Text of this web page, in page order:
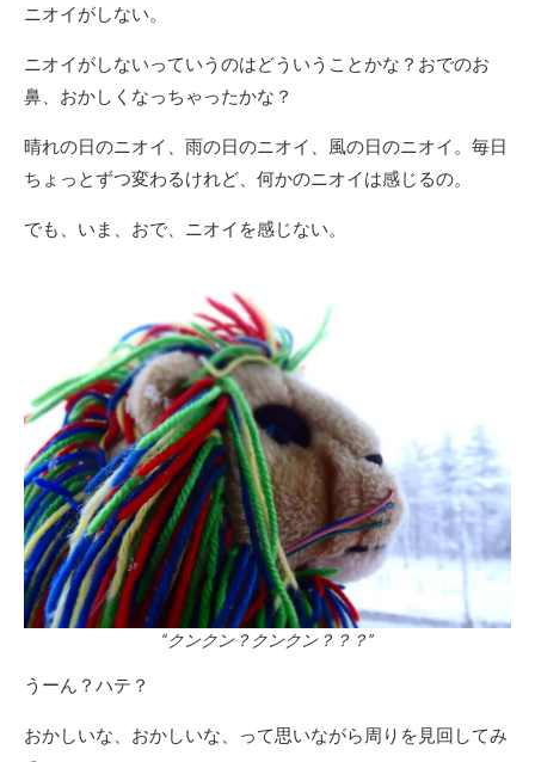
ニオイがしない。
ニオイがしないっていうのはどういうことかな？おでのお
鼻、おかしくなっちゃったかな？
晴れの日のニオイ、雨の日のニオイ、風の日のニオイ。毎日
ちょっとずつ変わるけれど、何かのニオイは感じるの。
でも、いま、おで、ニオイを感じない。
“クンクン？クンクン？？？”
うーん？ハテ？
おかしいな、おかしいな、って思いながら周りを見回してみ